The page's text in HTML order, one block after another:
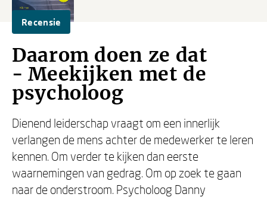
Recensie
Daarom doen ze dat
- Meekijken met de
psycholoog
Dienend leiderschap vraagt om een innerlijk
verlangen de mens achter de medewerker te leren
kennen. Om verder te kijken dan eerste
waarnemingen van gedrag. Om op zoek te gaan
naar de onderstroom. Psycholoog Danny